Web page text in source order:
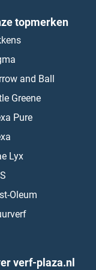
topmerken
and Ball
Greene
Pure
Lyx
Oleum
verf-plaza.nl